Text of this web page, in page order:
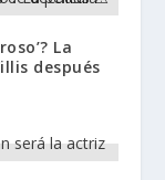
La
después